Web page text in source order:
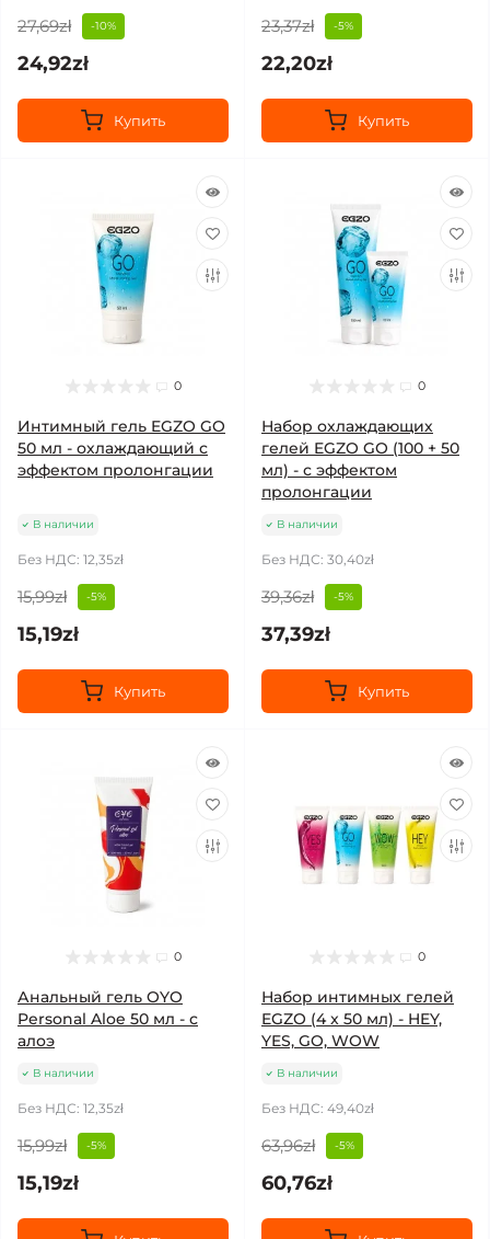
27,69zł -10%
24,92zł
Купить
23,37zł -5%
22,20zł
Купить
0
Интимный гель EGZO GO
50 мл - охлаждающий с
эффектом пролонгации
В наличии
Без НДС: 12,35zł
15,99zł -5%
15,19zł
Купить
0
Набор охлаждающих
гелей EGZO GO (100 + 50
мл) - с эффектом
пролонгации
В наличии
Без НДС: 30,40zł
39,36zł -5%
37,39zł
Купить
0
Анальный гель OYO
Personal Aloe 50 мл - с
алоэ
В наличии
Без НДС: 12,35zł
15,99zł -5%
15,19zł
0
Набор интимных гелей
EGZO (4 x 50 мл) - HEY,
YES, GO, WOW
В наличии
Без НДС: 49,40zł
63,96zł -5%
60,76zł